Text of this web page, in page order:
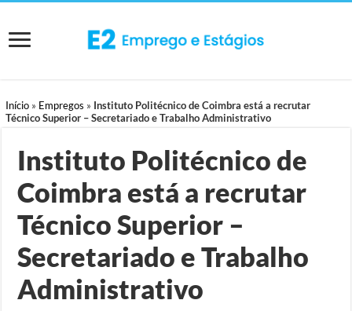
Início » Empregos » Instituto Politécnico de Coimbra está a recrutar
Técnico Superior – Secretariado e Trabalho Administrativo
Instituto Politécnico de
Coimbra está a recrutar
Técnico Superior –
Secretariado e Trabalho
Administrativo